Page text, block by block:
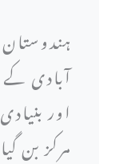
آبادی کے
اور
مرکز بن